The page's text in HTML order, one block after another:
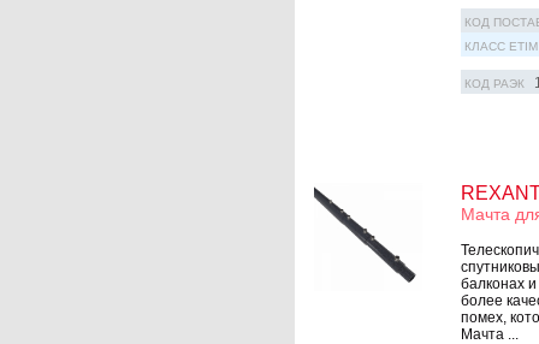
КОД
КЛАСС ETIM
КОД РАЭК
Мачта
балконаx
более
помеx,
Мачта ...